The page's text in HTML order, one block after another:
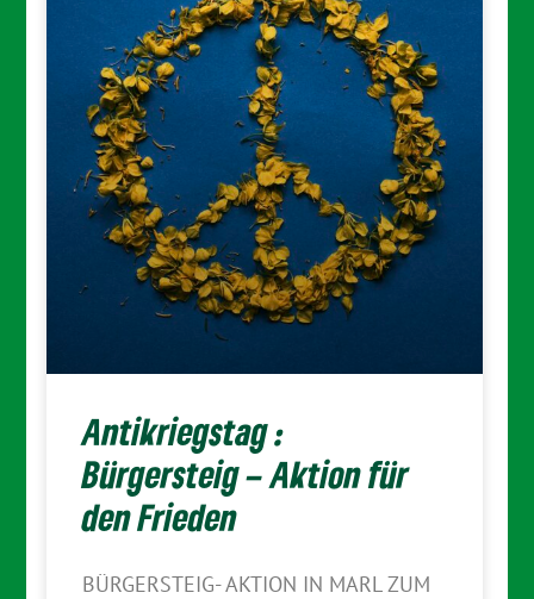
Antikriegstag :
Bürgersteig – Aktion für
den Frieden
BÜRGERSTEIG- AKTION IN MARL ZUM